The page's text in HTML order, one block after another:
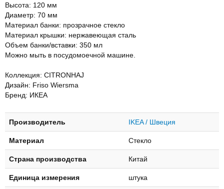
Высота: 120 мм
Диаметр: 70 мм
Материал банки: прозрачное стекло
Материал крышки: нержавеющая сталь
Объем банки/вставки: 350 мл
Можно мыть в посудомоечной машине.
Коллекция: CITRONHAJ
Дизайн: Friso Wiersma
Бренд: ИКЕА
Производитель IKEA / Швеция
Материал Стекло
Страна производства Китай
Единица измерения штука